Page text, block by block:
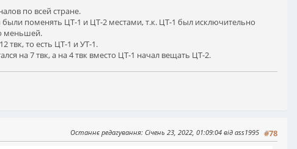
по всей стране.
поменять ЦТ-1 и ЦТ-2 местами, т.к. ЦТ-1 был исключительно
меньшей.
твк, то есть ЦТ-1 и УТ-1.
на 7 твк, а на 4 твк вместо ЦТ-1 начал вещать ЦТ-2.
#78
Останнє редагування: Січень 23, 2022, 01:09:04 від ass1995